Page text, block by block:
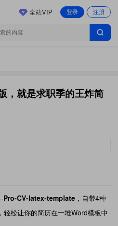
登录 注册
全站VIP
，就是求职季的王炸简
Pro-CV-latex-template ，自带4种
松让你的简历在一堆Word模板中